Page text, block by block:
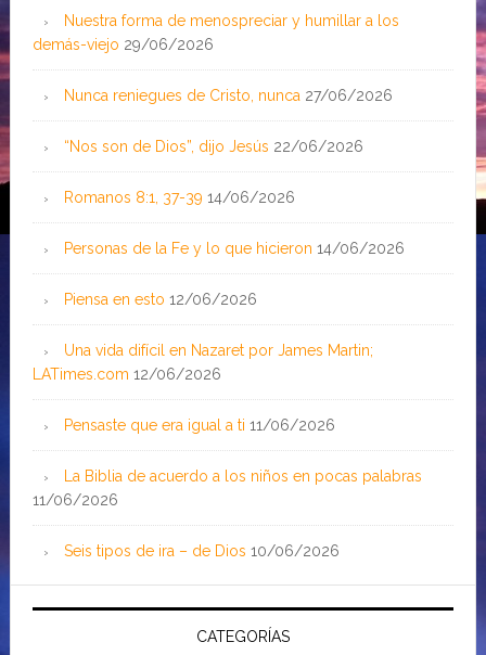
Nuestra forma de menospreciar y humillar a los
demás-viejo 29/06/2026
Nunca reniegues de Cristo, nunca 27/06/2026
“Nos son de Dios”, dijo Jesús 22/06/2026
Romanos 8:1, 37-39 14/06/2026
Personas de la Fe y lo que hicieron 14/06/2026
Piensa en esto 12/06/2026
Una vida difícil en Nazaret por James Martin;
LATimes.com 12/06/2026
Pensaste que era igual a ti 11/06/2026
La Biblia de acuerdo a los niños en pocas palabras
11/06/2026
Seis tipos de ira – de Dios 10/06/2026
CATEGORÍAS